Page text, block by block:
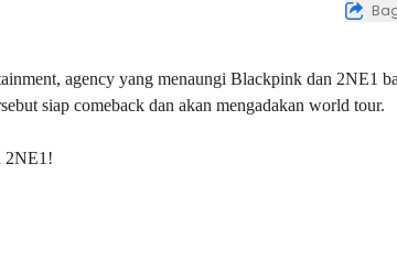
agency yang menaungi Blackpink dan 2NE1
siap comeback dan akan mengadakan world tour.
2NE1!